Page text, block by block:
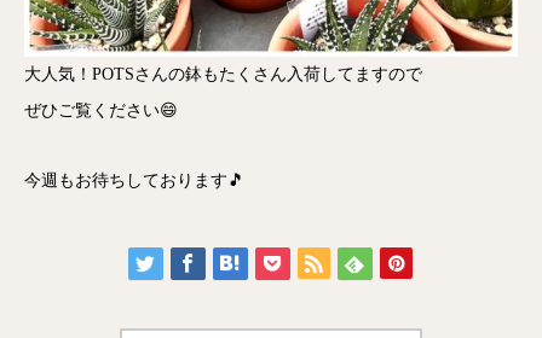
大人気！POTSさんの鉢もたくさん入荷してますので
ぜひご覧ください😄
今週もお待ちしております🎵